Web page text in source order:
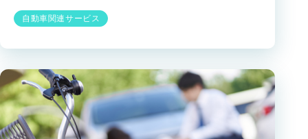
自動車関連サービス